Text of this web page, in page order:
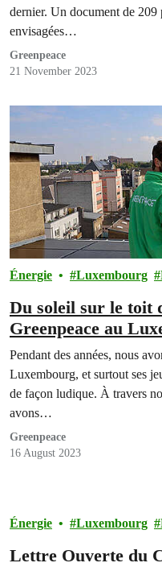
dernier. Un document de 209
envisagées…
Greenpeace
21 November 2023
Énergie Luxembourg
Du soleil sur le toit
Greenpeace au
Pendant des années, nous
Luxembourg, et surtout ses
de façon ludique. À travers
avons…
Greenpeace
16 August 2023
Énergie Luxembourg
Lettre Ouverte du